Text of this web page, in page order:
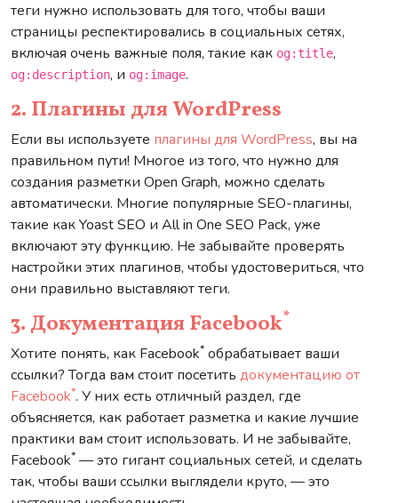
теги нужно использовать для того, чтобы ваши
страницы респектировались в социальных сетях,
включая очень важные поля, такие как og:title,
og:description, и og:image.
2. Плагины для WordPress
Если вы используете плагины для WordPress, вы на
правильном пути! Многое из того, что нужно для
создания разметки Open Graph, можно сделать
автоматически. Многие популярные SEO-плагины,
такие как Yoast SEO и All in One SEO Pack, уже
включают эту функцию. Не забывайте проверять
настройки этих плагинов, чтобы удостовериться, что
они правильно выставляют теги.
3. Документация Facebook*
Хотите понять, как Facebook* обрабатывает ваши
ссылки? Тогда вам стоит посетить документацию от
Facebook*. У них есть отличный раздел, где
объясняется, как работает разметка и какие лучшие
практики вам стоит использовать. И не забывайте,
Facebook* — это гигант социальных сетей, и сделать
так, чтобы ваши ссылки выглядели круто, — это